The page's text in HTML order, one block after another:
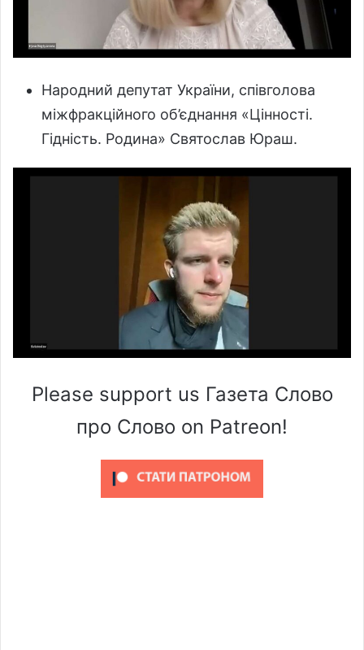
Народний депутат України, співголова
міжфракційного об’єднання «Цінності.
Гідність. Родина» Святослав Юраш.
Please support us Газета Слово
про Слово on Patreon!